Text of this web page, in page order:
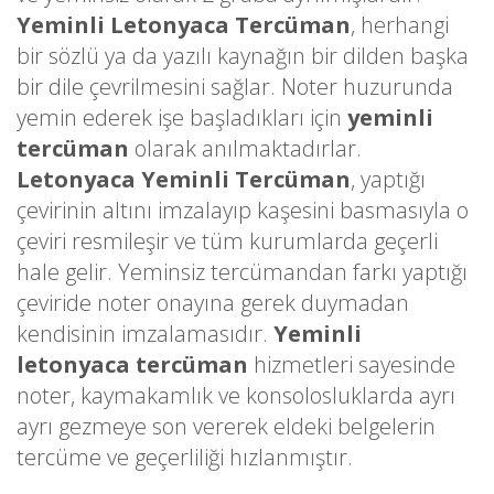
Yeminli Letonyaca Tercüman, herhangi
bir sözlü ya da yazılı kaynağın bir dilden başka
bir dile çevrilmesini sağlar. Noter huzurunda
yemin ederek işe başladıkları için yeminli
tercüman olarak anılmaktadırlar.
Letonyaca Yeminli Tercüman, yaptığı
çevirinin altını imzalayıp kaşesini basmasıyla o
çeviri resmileşir ve tüm kurumlarda geçerli
hale gelir. Yeminsiz tercümandan farkı yaptığı
çeviride noter onayına gerek duymadan
kendisinin imzalamasıdır. Yeminli
letonyaca tercüman hizmetleri sayesinde
noter, kaymakamlık ve konsolosluklarda ayrı
ayrı gezmeye son vererek eldeki belgelerin
tercüme ve geçerliliği hızlanmıştır.